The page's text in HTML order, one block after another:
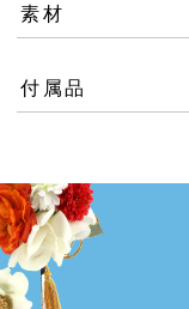
素材
付属品